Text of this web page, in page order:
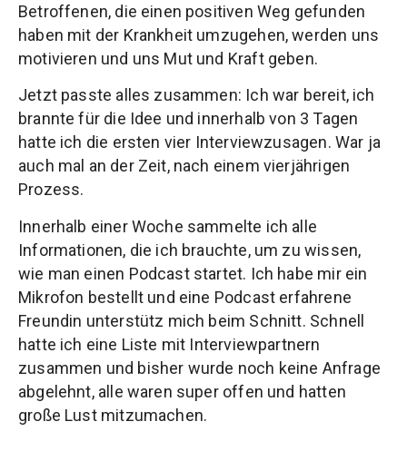
Betroffenen, die einen positiven Weg gefunden
haben mit der Krankheit umzugehen, werden uns
motivieren und uns Mut und Kraft geben.
Jetzt passte alles zusammen: Ich war bereit, ich
brannte für die Idee und innerhalb von 3 Tagen
hatte ich die ersten vier Interviewzusagen. War ja
auch mal an der Zeit, nach einem vierjährigen
Prozess.
Innerhalb einer Woche sammelte ich alle
Informationen, die ich brauchte, um zu wissen,
wie man einen Podcast startet. Ich habe mir ein
Mikrofon bestellt und eine Podcast erfahrene
Freundin unterstütz mich beim Schnitt. Schnell
hatte ich eine Liste mit Interviewpartnern
zusammen und bisher wurde noch keine Anfrage
abgelehnt, alle waren super offen und hatten
große Lust mitzumachen.